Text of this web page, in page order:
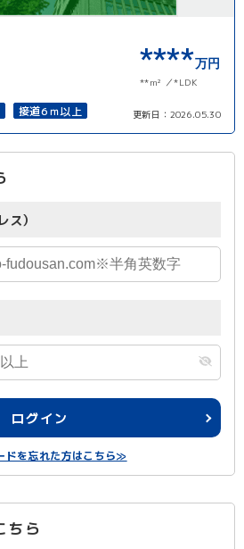
****万円
**m² *LDK
接道6ｍ以上 更新日： 2026.05.30
ス）
ログイン
ドを忘れた方はこちら≫
ちら